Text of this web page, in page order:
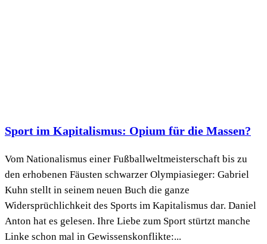
Sport im Kapitalismus: Opium für die Massen?
Vom Nationalismus einer Fußballweltmeisterschaft bis zu
den erhobenen Fäusten schwarzer Olympiasieger: Gabriel
Kuhn stellt in seinem neuen Buch die ganze
Widersprüchlichkeit des Sports im Kapitalismus dar. Daniel
Anton hat es gelesen. Ihre Liebe zum Sport stürtzt manche
Linke schon mal in Gewissenskonflikte:...